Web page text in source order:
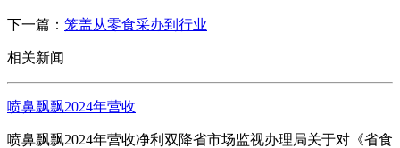
下一篇： 笼盖从零食采办到行业
相关新闻
喷鼻飘飘2024年营收
喷鼻飘飘2024年营收净利双降省市场监视办理局关于对《省食